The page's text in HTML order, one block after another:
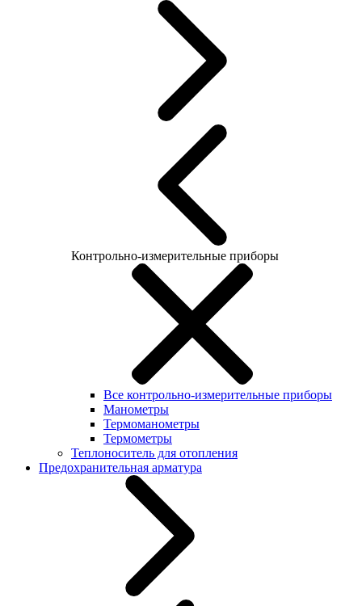
Контрольно-измерительные приборы
Все контрольно-измерительные приборы
Манометры
Термоманометры
Термометры
Теплоноситель для отопления
Предохранительная арматура